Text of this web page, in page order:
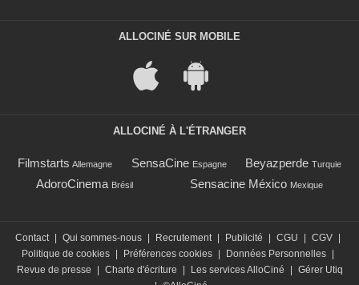
ALLOCINÉ SUR MOBILE
ALLOCINÉ À L'ÉTRANGER
Filmstarts Allemagne SensaCine Espagne Beyazperde Turquie
AdoroCinema Brésil Sensacine México Mexique
Contact | Qui sommes-nous | Recrutement | Publicité | CGU | CGV |
Politique de cookies | Préférences cookies | Données Personnelles |
Revue de presse
| Charte d'écriture | Les services AlloCiné | Gérer Utiq